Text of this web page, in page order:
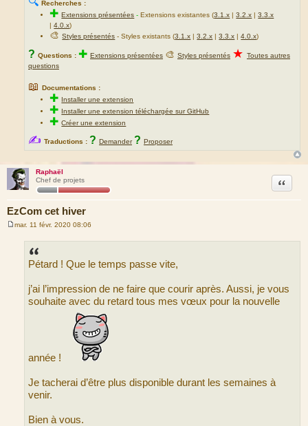
Recherches :
✚Extensions présentées -Extensions existantes (3.1.x |3.2.x |3.3.x
|4.0.x)
🎨Styles présentés - Styles existants (3.1.x |3.2.x |3.3.x |4.0.x)
? Questions : ✚ Extensions présentées 🎨 Styles présentés ★ Toutes autres
questions
📖 Documentations :
✚ Installer une extension
✚ Installer une extension téléchargée sur GitHub
✚Créer une extension
✍ Traductions : ? Demander ? Proposer
Raphaël
Chef de projets
EzCom cet hiver
Citation
mar. 11 févr. 2020 08:06
Pétard ! Que le temps passe vite,
j’ai l’impression de ne faire que courir après. Aussi, je vous
souhaite avec du retard tous mes vœux pour la nouvelle
année !
Je tacherai d’être plus disponible durant les semaines à
venir.
Bien à vous.